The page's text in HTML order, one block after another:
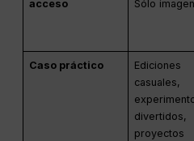
acceso
Sólo imagen
Caso práctico
Ediciones
casuales,
divertidos,
proyectos